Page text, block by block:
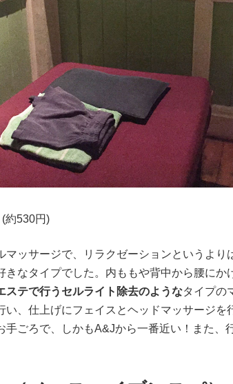
約530円)
マッサージで、リラクゼーションというより
きなタイプでした。内ももや背中から腰にか
ステで行うセルライト除去のようなタイプの
い、仕上げにフェイスとヘッドマッサージを
ごろで、しかもA&Jから一番近い！また、